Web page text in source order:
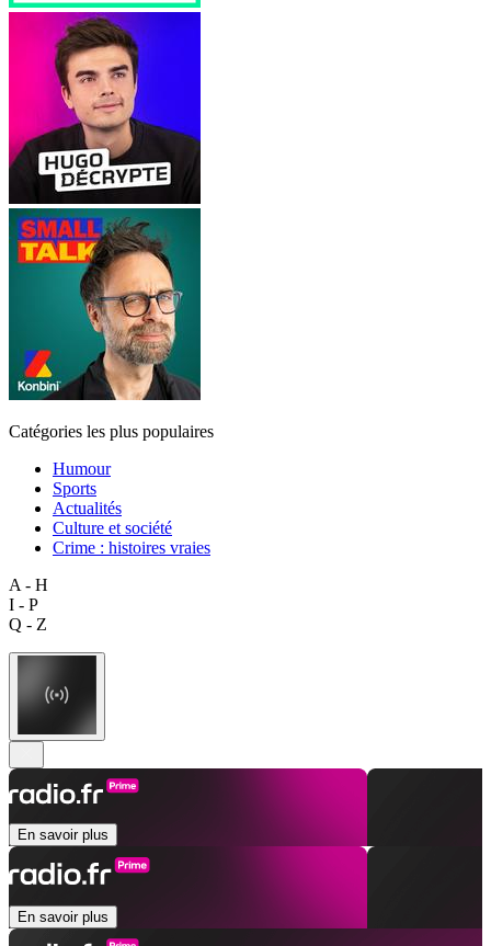
Catégories les plus populaires
Humour
Sports
Actualités
Culture et société
Crime : histoires vraies
A - H
I - P
Q - Z
En savoir plus
En savoir plus